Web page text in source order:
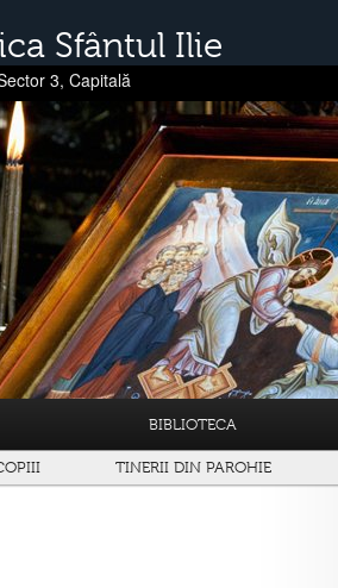
Sfântul Ilie
3, Capitală
BIBLIOTECA
TINERII DIN PAROHIE